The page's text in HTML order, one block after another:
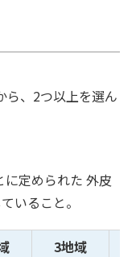
ら、2つ以上を選ん
に定められた 外皮
いること。
3地域